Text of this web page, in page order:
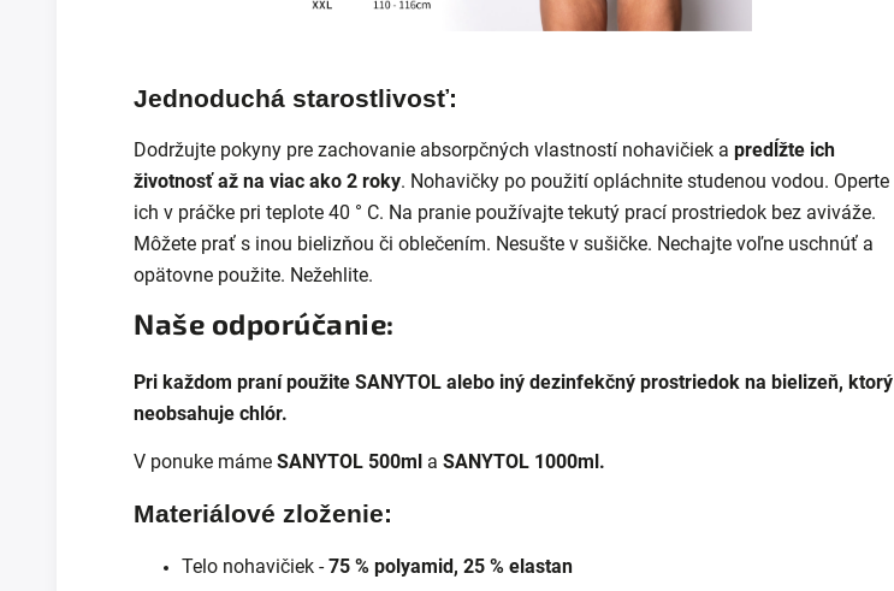
Jednoduchá starostlivosť:
Dodržujte pokyny pre zachovanie absorpčných vlastností nohavičiek a predĺžte ich
životnosť až na viac ako 2 roky. Nohavičky po použití opláchnite studenou vodou. Operte
ich v práčke pri teplote 40 ° C. Na pranie používajte tekutý prací prostriedok bez aviváže.
Môžete prať s inou bielizňou či oblečením. Nesušte v sušičke. Nechajte voľne uschnúť a
opätovne použite. Nežehlite.
Naše odporúčanie:
Pri každom praní použite SANYTOL alebo iný dezinfekčný prostriedok na bielizeň, ktorý
neobsahuje chlór.
V ponuke máme SANYTOL 500ml a SANYTOL 1000ml.
Materiálové zloženie:
Telo nohavičiek -75 % polyamid, 25 % elastan